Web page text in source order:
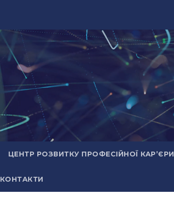
ЦЕНТР РОЗВИТКУ ПРОФЕСІЙНОЇ КАР’ЄРИ
КОНТАКТИ